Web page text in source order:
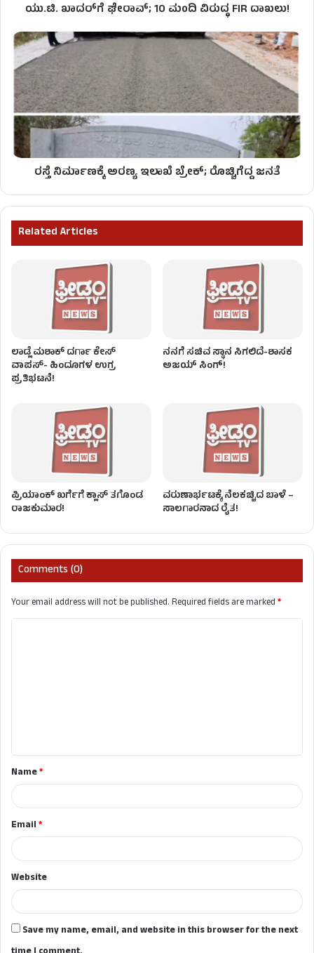
ಯು.ಟಿ. ಖಾದರ್‌ಗೆ ಘೇರಾವ್; 10 ಮಂದಿ ವಿರುದ್ಧ FIR ದಾಖಲು!
ರಸ್ತೆ ನಿರ್ಮಾಣಕ್ಕೆ ಅರಣ್ಯ ಇಲಾಖೆ ಬ್ರೇಕ್; ರೊಚ್ಚಿಗೆದ್ದ ಜನತೆ
Related Articles
ಲಾಡ್ಲೆ ಮಶಾಕ್ ದರ್ಗಾ ಕೇಸ್
ವಾಪಸ್- ಹಿಂದೂಗಳ ಉಗ್ರ
ಪ್ರತಿಭಟನೆ!
ನನಗೆ ಸಚಿವ ಸ್ಥಾನ ಸಿಗಲಿದೆ-ಶಾಸಕ
ಅಜಯ್ ಸಿಂಗ್!
ಪ್ರಿಯಾಂಕ್ ಖರ್ಗೆಗೆ ಕ್ಲಾಸ್ ತಗೊಂಡ
ರಾಜಕುಮಾರ!
ವರುಣಾರ್ಭಟಕ್ಕೆ ನೆಲಕಚ್ಚಿದ ಬಾಳೆ –
ಸಾಲಗಾರನಾದ ರೈತ!
Comments (0)
Your email address will not be published.Required fields are marked*
t
*Name*
Email*
Website
Save my name, email, and website in this browser for the next